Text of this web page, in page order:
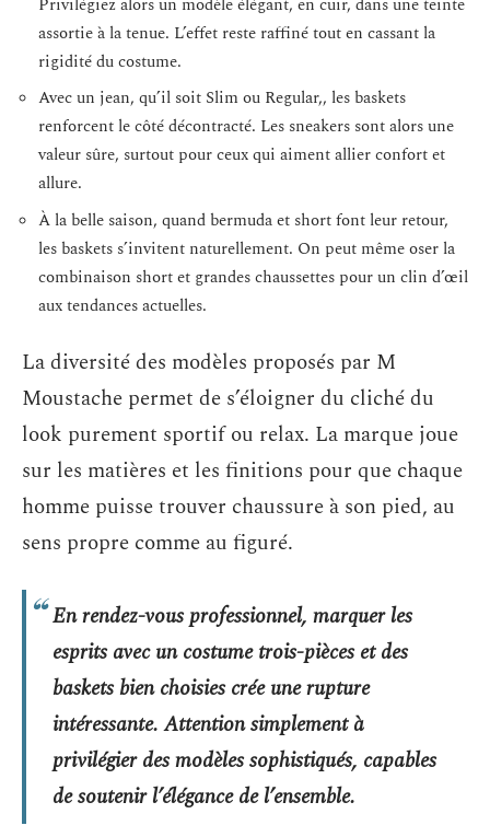
assortie à la tenue. L’effet reste raffiné tout en cassant la
rigidité du costume.
Avec un jean, qu’il soit Slim ou Regular,, les baskets
renforcent le côté décontracté. Les sneakers sont alors une
valeur sûre, surtout pour ceux qui aiment allier confort et
allure.
À la belle saison, quand bermuda et short font leur retour,
les baskets s’invitent naturellement. On peut même oser la
combinaison short et grandes chaussettes pour un clin d’œil
aux tendances actuelles.
La diversité des modèles proposés par M
Moustache permet de s’éloigner du cliché du
look purement sportif ou relax. La marque joue
sur les matières et les finitions pour que chaque
homme puisse trouver chaussure à son pied, au
sens propre comme au figuré.
En rendez-vous professionnel, marquer les
esprits avec un costume trois-pièces et des
baskets bien choisies crée une rupture
intéressante. Attention simplement à
privilégier des modèles sophistiqués, capables
de soutenir l’élégance de l’ensemble.